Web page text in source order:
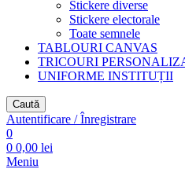
Stickere diverse
Stickere electorale
Toate semnele
TABLOURI CANVAS
TRICOURI
UNIFORME INSTITUȚII
Caută
Autentificare / Înregistrare
0
0 0,00 lei
Meniu